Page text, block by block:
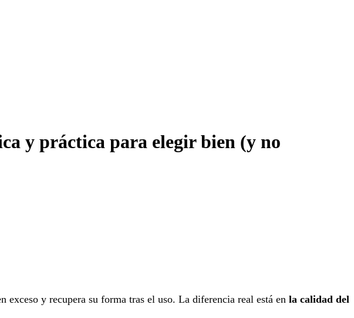
y práctica para elegir bien (y no
exceso y recupera su forma tras el uso. La diferencia real está en la calidad del